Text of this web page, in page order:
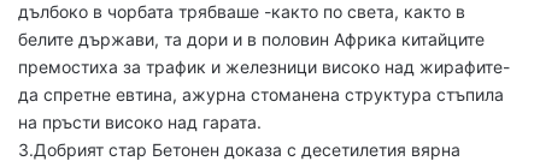
дълбоко в чорбата трябваше -както по света, както в
белите държави, та дори и в половин Африка китайците
премостиха за трафик и железници високо над жирафите-
да спретне евтина, ажурна стоманена структура стъпила
на пръсти високо над гарата.
3.Добрият стар Бетонен доказа с десетилетия вярна